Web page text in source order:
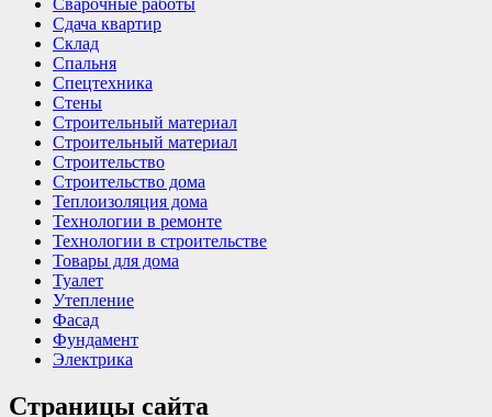
Сварочные работы
Сдача квартир
Склад
Спальня
Спецтехника
Стены
Строительный материал
Строительный материал
Строительство
Строительство дома
Теплоизоляция дома
Технологии в ремонте
Технологии в строительстве
Товары для дома
Туалет
Утепление
Фасад
Фундамент
Электрика
Страницы сайта